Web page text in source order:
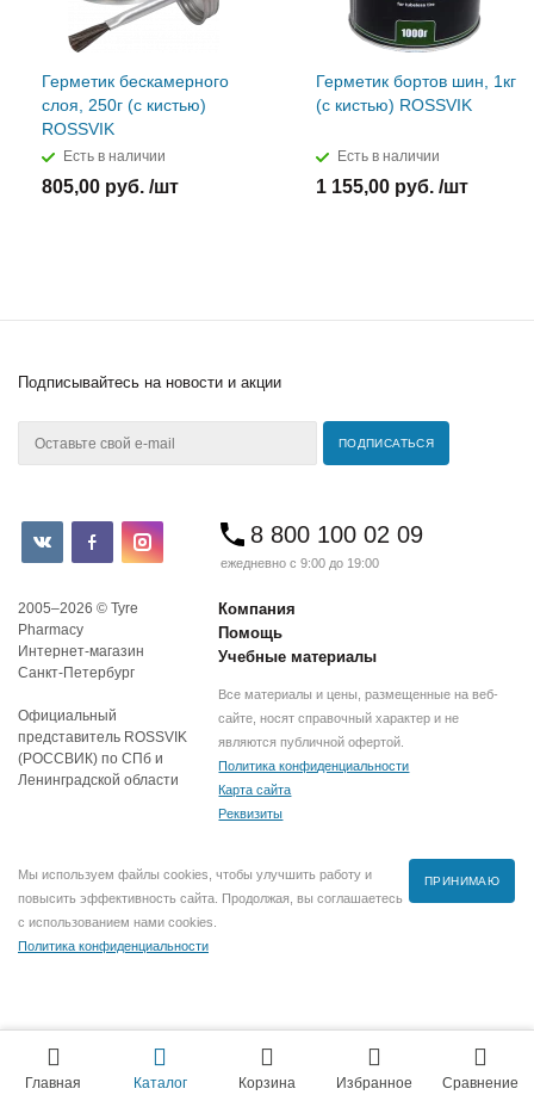
Герметик бескамерного
слоя, 250г (с кистью)
ROSSVIK
Есть в наличии
805,00 руб. /шт
Герметик бортов шин, 1кг
(с кистью) ROSSVIK
Есть в наличии
1 155,00 руб. /шт
Подписывайтесь на новости и акции
8 800 100 02 09
ежедневно с 9:00 до 19:00
2005–2026 © Tyre
Pharmacy
Интернет-магазин
Санкт-Петербург
Официальный
представитель ROSSVIK
(РОССВИК) по СПб и
Ленинградской области
Компания
Помощь
Учебные материалы
Все материалы и цены, размещенные на веб-
сайте, носят справочный характер и не
являются публичной офертой.
Политика конфиденциальности
Карта сайта
Реквизиты
Мы используем файлы cookies, чтобы улучшить работу и
повысить эффективность сайта. Продолжая, вы соглашаетесь
с использованием нами cookies.
Политика конфиденциальности
ПРИНИМАЮ
Главная Каталог Корзина Избранное Сравнение